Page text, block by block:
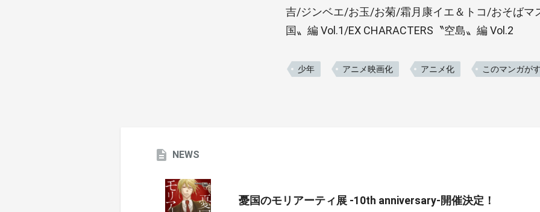
吉/ジンベエ/お玉/お菊/霜月康イエ＆トコ/おそばマ
国〟編 Vol.1/EX CHARACTERS〝空島〟編 Vol.2
少年 アニメ映画化 アニメ化 このマンガが
NEWS
憂国のモリアーティ展 -10th anniversary-開催決定！